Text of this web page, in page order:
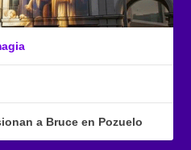
a Bruce en Pozuelo